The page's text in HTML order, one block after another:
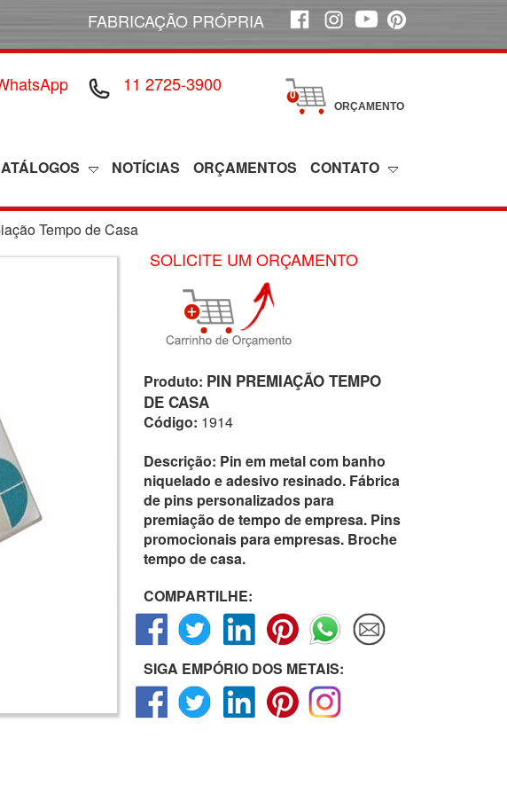
FABRICAÇÃO PRÓPRIA
0
ORÇAMENTO
11 2725-3900
NOTÍCIAS ORÇAMENTOS CONTATO
Tempo de Casa
SOLICITE UM ORÇAMENTO
Produto: PIN PREMIAÇÃO TEMPO
DE CASA
Código: 1914
Descrição: Pin em metal com banho
niquelado e adesivo resinado. Fábrica
de pins personalizados para
premiação de tempo de empresa. Pins
promocionais para empresas. Broche
tempo de casa.
COMPARTILHE:
SIGA EMPÓRIO DOS METAIS: